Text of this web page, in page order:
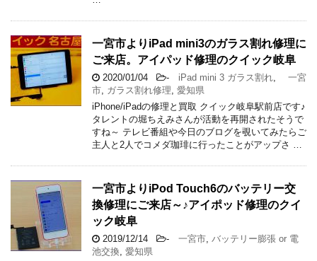
一宮市よりiPad mini3のガラス割れ修理に
ご来店。アイパッド修理のクイック岐阜
2020/01/04 - iPad mini 3 ガラス割れ,
一宮
市, ガラス割れ修理, 愛知県
iPhone/iPadの修理と買取 クイック岐阜駅前店です♪
タレントの堀ちえみさんが活動を再開されたそうで
すね～ テレビ番組や今日のブログを覗いてみたらご
主人と2人でコメダ珈琲に行ったことがアップさ …
一宮市よりiPod Touch6のバッテリー交
換修理にご来店～♪アイポッド修理のクイ
ック岐阜
2019/12/14 - 一宮市, バッテリー膨張 or 電
池交換, 愛知県